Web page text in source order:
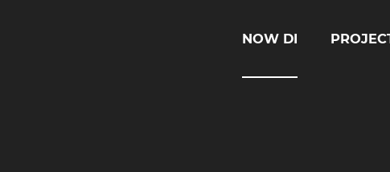
NOW DI